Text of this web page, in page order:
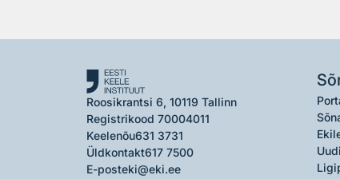
Roosikrantsi 6, 10119 Tallinn
Registrikood 70004011
Keelenõu631 3731
Üldkontakt617 7500
E-posteki@eki.ee